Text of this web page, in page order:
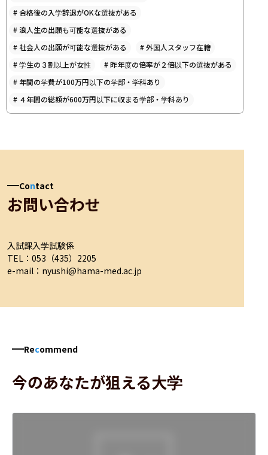
#合格後の入学辞退がOKな選抜がある
#浪人生の出願も可能な選抜がある
#社会人の出願が可能な選抜がある #外国人スタッフ在籍
#学生の３割以上が女性 #昨年度の倍率が２倍以下の選抜がある
# 年間の学費が100万円以下の学部・学科あり
# ４年間の総額が600万円以下に収まる学部・学科あり
Contact
お問い合わせ
入試課入学試験係
TEL：053（435）2205
e-mail：nyushi@hama-med.ac.jp
Recommend
今のあなたが狙える大学